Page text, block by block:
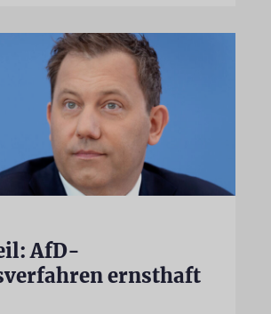
AfD-
ernsthaft